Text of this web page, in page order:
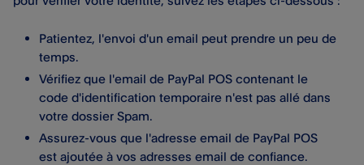
Patientez, l'envoi d'un email peut prendre un peu de
temps.
Vérifiez que l'email de PayPal POS contenant le
code d'identification temporaire n'est pas allé dans
votre dossier Spam.
Assurez-vous que l'adresse email de PayPal POS
est ajoutée à vos adresses email de confiance.